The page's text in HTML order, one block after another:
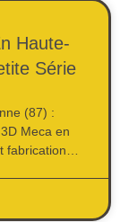
Haute-
Série
(87) :
Meca en
fabrication…